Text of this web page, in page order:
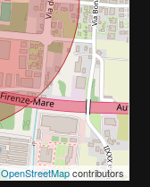
OpenStreetMapcontributors